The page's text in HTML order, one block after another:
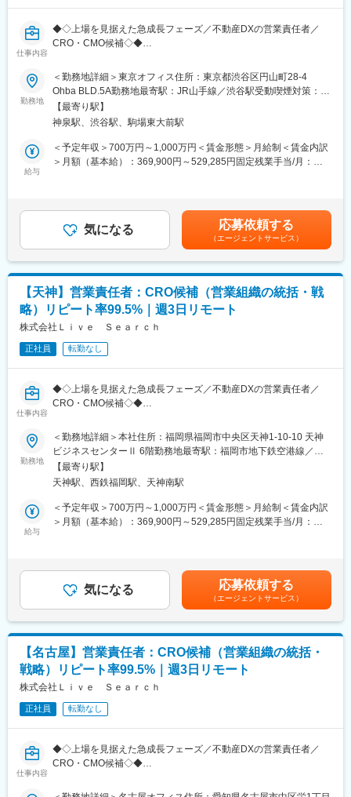
・成果を生むオペレーションの設計・標準化（オンボーディン
グ、月次運用、レビュー、改善）
・セールス/運用/デリバリーを横断した体制設計と推進（役割、指
標、意思決定、情報連携）
資判断～打ち手更新）
■ポジションの特徴
・0→1の立ち上げと、1→10のスケールを同時に進める事業統括
ら型化・拡張していきます。
・ブランドごとに異なる課題を、伴走の中で“事業”に落とし込む
EC基盤、SNS/メディア、PR、卸などを横断して編集しつつ、事
業計画・KPI設計・PoC判断・投資判断まで含めて推進します。
・アジアの多様なブランドと向き合い、市場に合わせて価値を翻
訳する
国・文化・市場特性の違いを読み解きながら、日本（および他
国）で伸びる形へ変換していきます。
変更の範囲：会社の定める業務
仕事内容
◆◇上場を見据えた急成長フェーズ／不動産DXの営業責任者／
CRO・CMO候補◇◆
■採用背景：
不動産DX領域で提供するBPaaS／SaaSが好調で、売上は昨対比3
倍と急成長中です。今後の上場を視野に、東京・名古屋・大阪・
福岡の4拠点を束ねる営業責任者を増員募集します。COO直下
で、データドリブンな営業体制の再構築と、自走型の営業組織づ
くりをリードいただきます。
・科学的な営業戦略・戦術の設計、現場へのインストールと伴走
支援
・現場メンバーが自発的に考え改善できる組織文化の醸成
・現場への深いコミットと拠点横断の一体感醸成
・成果次第でCROやCMO等の経営参画ポジションを目指せるキャ
リアパス
■サービスについて
不動産会社向けDXサービス「Req」は、導入社数500社超・継続
率99.5%。
継続利用されるプロダクトのため、中長期で成果を積み上げられ
る環境です。
・20～30代が中心、男女比5:5、多様な業界出身者が活躍
■業務の魅力
・上場を視野に入れた成長フェーズでの組織変革に携われる
・実力次第でCxO登用の機会あり
■就業環境
・週3日リモート／週2日オフィスのハイブリッドワーク
・バーチャルオフィスなど柔軟な働き方を推進
■想定されるキャリアパス
・成果に応じ、CROやCMO等の経営層への抜擢あり
■企業の特徴/魅力
・急成長市場でイノベーションを創出するダイナミズム
変更の範囲：会社の定める業務
勤務地
＜勤務地詳細＞東京オフィス住所：東京都渋谷区円山町28-4
Ohba BLD.5A勤務地最寄駅：JR山手線／渋谷駅受動喫煙対策：屋
内全面禁煙変更の範囲：会社の定める事業所（リモートワーク含
む）
【最寄り駅】
神泉駅、渋谷駅、駒場東大前駅
給与
＜予定年収＞700万円～1,000万円＜賃金形態＞月給制＜賃金内訳
＞月額（基本給）：369,900円～529,285円固定残業手当/月：
賞与：最大年2回（入社時期・実績に応じて支給）■昇給：年2回
（前年度昇給実績：平均84万円／年）賃金はあくまでも目安の金
額であり、選考を通じて上下する可能性があります。月給(月額)は
固定手当を含めた表記です。
気になる 応募依頼する
（エージェントサービス）
【天神】営業責任者：CRO候補（営業組織の統括・戦
略）リピート率99.5%｜週3日リモート
株式会社Ｌｉｖｅ Ｓｅａｒｃｈ
正社員 転勤なし
仕事内容
◆◇上場を見据えた急成長フェーズ／不動産DXの営業責任者／
CRO・CMO候補◇◆
■採用背景：
不動産DX領域で提供するBPaaS／SaaSが好調で、売上は昨対比3
倍と急成長中です。今後の上場を視野に、東京・名古屋・大阪・
福岡の4拠点を束ねる営業責任者を増員募集します。COO直下
で、データドリブンな営業体制の再構築と、自走型の営業組織づ
くりをリードいただきます。
・科学的な営業戦略・戦術の設計、現場へのインストールと伴走
支援
・現場メンバーが自発的に考え改善できる組織文化の醸成
・現場への深いコミットと拠点横断の一体感醸成
・成果次第でCROやCMO等の経営参画ポジションを目指せるキャ
リアパス
■サービスについて
不動産会社向けDXサービス「Req」は、導入社数500社超・継続
率99.5%。
継続利用されるプロダクトのため、中長期で成果を積み上げられ
る環境です。
勤務地
＜勤務地詳細＞本社住所：福岡県福岡市中央区天神1-10-10 天神
ビジネスセンターⅡ 6階勤務地最寄駅：福岡市地下鉄空港線／天
神駅受動喫煙対策：屋内全面禁煙変更の範囲：会社の定める事業
所（リモートワーク含む）
【最寄り駅】
天神駅、西鉄福岡駅、天神南駅
給与
＜予定年収＞700万円～1,000万円＜賃金形態＞月給制＜賃金内訳
＞月額（基本給）：369,900円～529,285円固定残業手当/月：
賞与：最大年2回（入社時期・実績に応じて支給）■昇給：年2回
（前年度昇給実績：平均84万円／年）賃金はあくまでも目安の金
額であり、選考を通じて上下する可能性があります。月給(月額)は
固定手当を含めた表記です。
気になる 応募依頼する
（エージェントサービス）
【名古屋】営業責任者：CRO候補（営業組織の統括・
戦略）リピート率99.5%｜週3日リモート
株式会社Ｌｉｖｅ Ｓｅａｒｃｈ
正社員 転勤なし
仕事内容
◆◇上場を見据えた急成長フェーズ／不動産DXの営業責任者／
CRO・CMO候補◇◆
■採用背景：